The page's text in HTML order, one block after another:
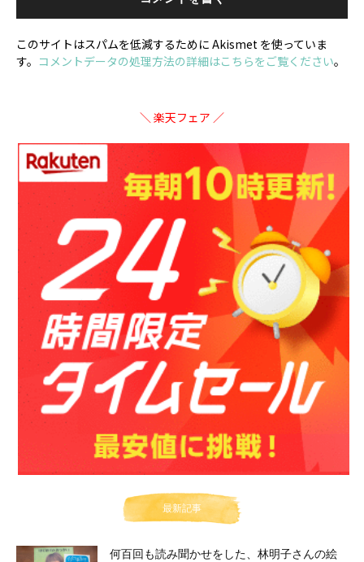
このサイトはスパムを低減するために Akismet を使っていま
す。 コメントデータの処理方法の詳細はこちらをご覧ください。
＼ 楽天フェア ／
最新記事
何百回も読み聞かせをした、林明子さんの絵